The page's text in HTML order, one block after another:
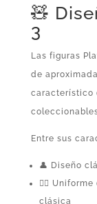
🧸
3
Las figuras
de
característico
Entre sus
👤 Diseño
🧑‍✈️
clásica